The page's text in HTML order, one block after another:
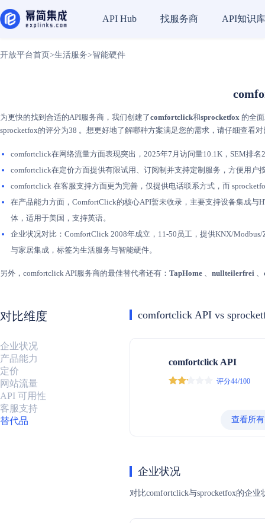
API Hub 找服务商 API知识库
开放平台首页 >生活服务>智能硬件
为更快的找到合适的API服务商，我们创建了comfortclick和sprocketfox 的全
sprocketfox的评分为38 。想更好地了解哪种方案满足您的需求，请仔细查看
comfortclick在网络流量方面表现突出，2025年7月访问量10.1K，SEM排
comfortclick在定价方面提供有限试用、订阅制并支持定制服务，方便用
comfortclick 在客服支持方面更为完善，仅提供电话联系方式，而
在产品能力方面，ComfortClick的核心API暂未收录，主要支持设备集成
体，适用于美国，支持英语。
企业状况对比：ComfortClick 2008年成立，11-50员工，提供KNX/
与家居集成，标签为生活服务与智能硬件。
另外，comfortclick API服务商的最佳替代者还有： TapHome 、 nullteilerfrei 、
对比维度
企业状况
产品能力
定价
网站流量
API 可用性
客服支持
替代品
comfortclick API vs
comfortclick API
评分44/100
查看所
企业状况
对比comfortclick与sprocketfox的企